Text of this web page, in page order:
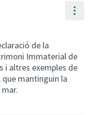
de la
Immaterial de
i altres exemples de
que mantinguin la